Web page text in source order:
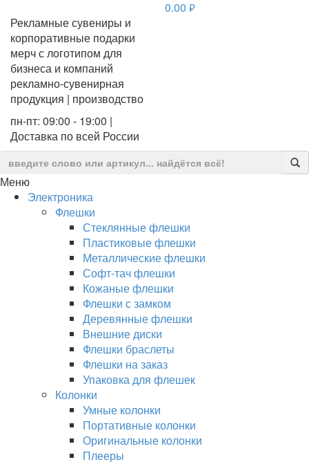
Рекламные сувениры и
корпоративные подарки
мерч с логотипом для
бизнеса и компаний
рекламно-сувенирная
продукция | производство
пн-пт: 09:00 - 19:00 |
Доставка по всей России
0.00 руб.
Меню
Электроника
Флешки
Стеклянные флешки
Пластиковые флешки
Металлические флешки
Софт-тач флешки
Кожаные флешки
Флешки с замком
Деревянные флешки
Внешние диски
Флешки браслеты
Флешки на заказ
Упаковка для флешек
Колонки
Умные колонки
Портативные колонки
Оригинальные колонки
Плееры